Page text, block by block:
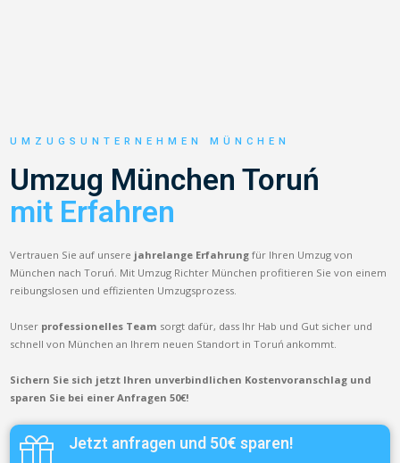
UMZUGSUNTERNEHMEN MÜNCHEN
Umzug München Toruń
mit Erfahren
Vertrauen Sie auf unsere jahrelange Erfahrung für Ihren Umzug von
München nach Toruń. Mit Umzug Richter München profitieren Sie von einem
reibungslosen und effizienten Umzugsprozess.
Unser professionelles Team sorgt dafür, dass Ihr Hab und Gut sicher und
schnell von München an Ihrem neuen Standort in Toruń ankommt.
Sichern Sie sich jetzt Ihren unverbindlichen Kostenvoranschlag und
sparen Sie bei einer Anfragen 50€!
Jetzt anfragen und 50€ sparen!